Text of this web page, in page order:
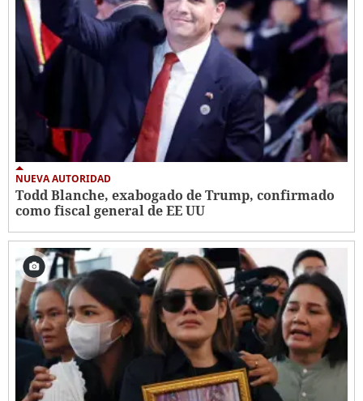
NUEVA AUTORIDAD
Todd Blanche, exabogado de Trump, confirmado
como fiscal general de EE UU